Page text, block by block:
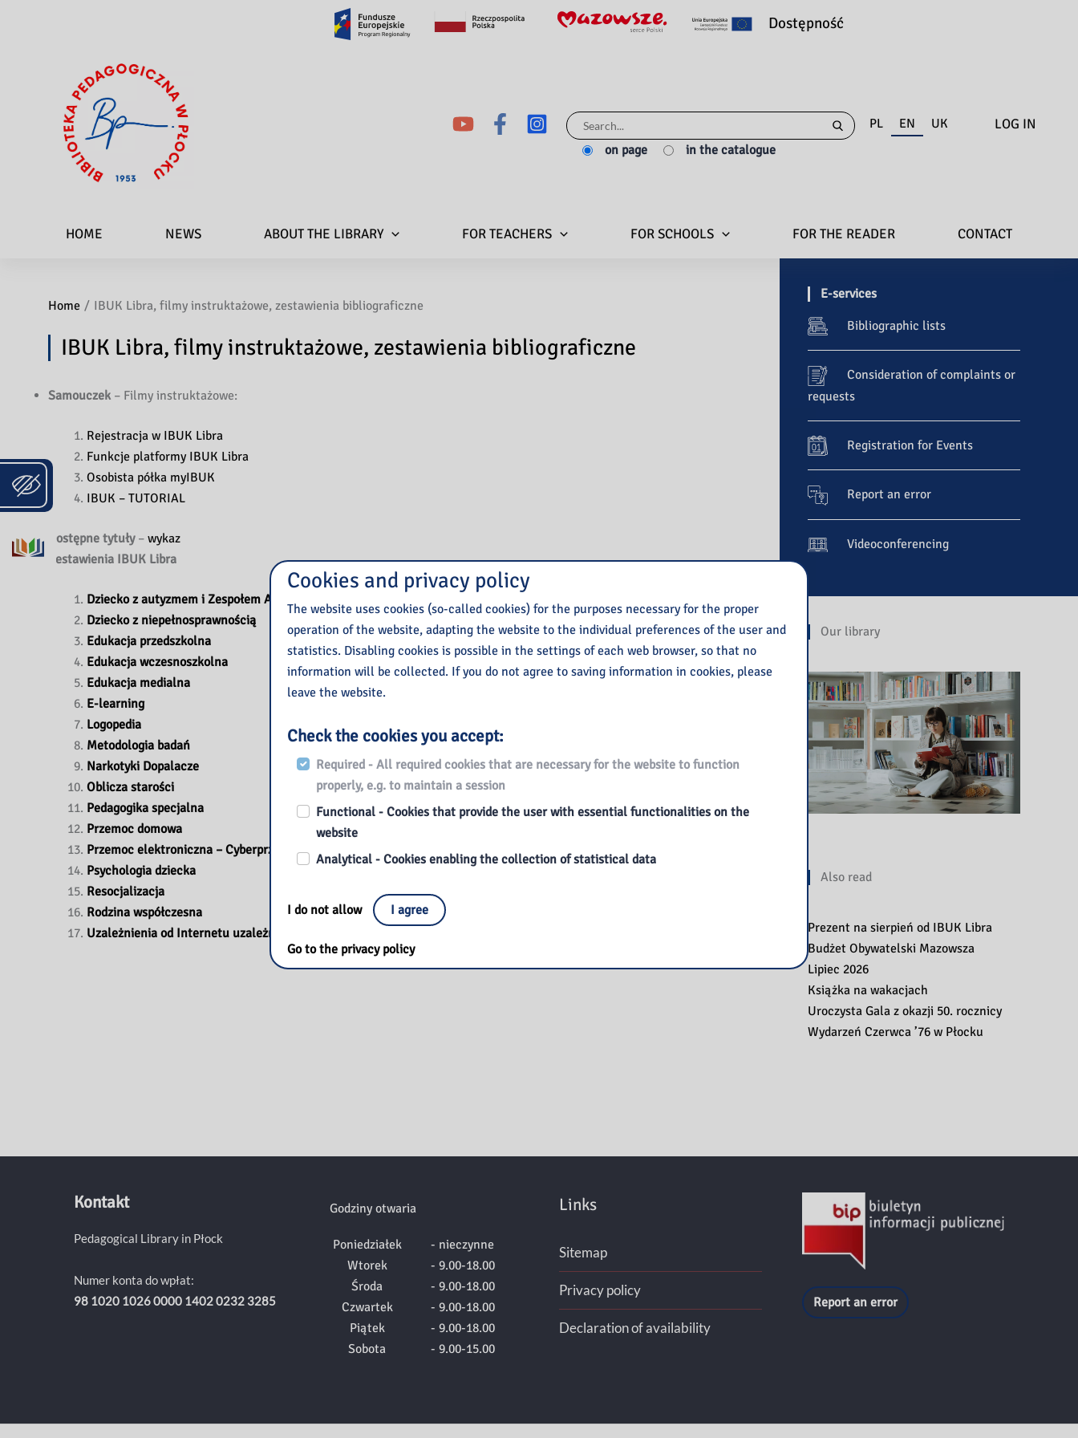
Dostępność
PL EN UK
Search
for:
on page in the catalogue
LOG IN
HOME NEWS ABOUT THE LIBRARY FOR TEACHERS FOR SCHOOLS FOR THE READER CONTACT
Home IBUK Libra, filmy instruktażowe, zestawienia bibliograficzne
IBUK Libra, filmy instruktażowe, zestawienia bibliograficzne
Samouczek – Filmy instruktażowe:
Rejestracja w IBUK Libra
Funkcje platformy IBUK Libra
Osobista półka myIBUK
IBUK – TUTORIAL
Dostępne tytuły– wykaz
Zestawienia IBUK Libra
Dziecko z autyzmem i Zespołem Aspergera
Dziecko z niepełnosprawnością
Edukacja przedszkolna
Edukacja wczesnoszkolna
Edukacja medialna
E-learning
Logopedia
Metodologia badań
Narkotyki Dopalacze
Oblicza starości
Pedagogika specjalna
Przemoc domowa
Przemoc elektroniczna – Cyberprzemoc
Psychologia dziecka
Resocjalizacja
Rodzina współczesna
Uzależnienia od Internetu uzależnienia behawioralne
E-services
Bibliographic lists
Consideration of complaints or
requests
Registration for Events
Report an error
Videoconferencing
Our library
Also read
Prezent na sierpień od IBUK Libra
Budżet Obywatelski Mazowsza
Lipiec 2026
Książka na wakacjach
Uroczysta Gala z okazji 50. rocznicy
Wydarzeń Czerwca ’76 w Płocku
Kontakt
Pedagogical Library in Płock
Numer konta do wpłat:
98 1020 1026 0000 1402 0232 3285
Godziny otwaria
Poniedziałek
Wtorek
Środa
Czwartek
Piątek
Sobota
- nieczynne
- 9.00-18.00
- 9.00-18.00
- 9.00-18.00
- 9.00-18.00
- 9.00-15.00
Links
Sitemap
Privacy policy
Declaration of availability
Report an error
Cookies and privacy policy
The website uses cookies (so-called cookies) for the purposes necessary for the proper
operation of the website, adapting the website to the individual preferences of the user and
statistics. Disabling cookies is possible in the settings of each web browser, so that no
information will be collected. If you do not agree to saving information in cookies, please
leave the website.
Check the cookies you accept:
Required - All required cookies that are necessary for the website to function
properly, e.g. to maintain a session
Functional - Cookies that provide the user with essential functionalities on the
website
Analytical - Cookies enabling the collection of statistical data
I do not allow I agree
Go to the privacy policy